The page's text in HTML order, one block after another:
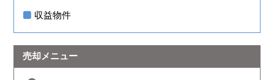
収益物件
売却メニュー